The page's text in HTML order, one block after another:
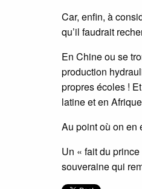
Car, enfin, à
qu’il faudrait
En Chine ou se
production
propres écoles !
latine et en
Au point où on en
Un « fait du
souveraine qui